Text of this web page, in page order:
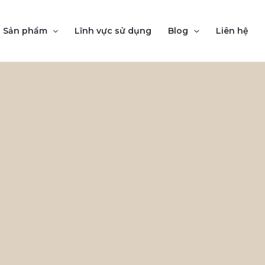
Sản phẩm Lĩnh vực sử dụng Blog Liên hệ